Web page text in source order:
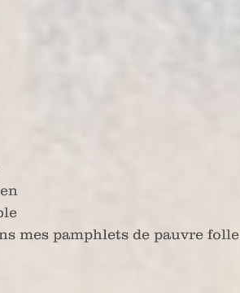
mes pamphlets de pauvre folle